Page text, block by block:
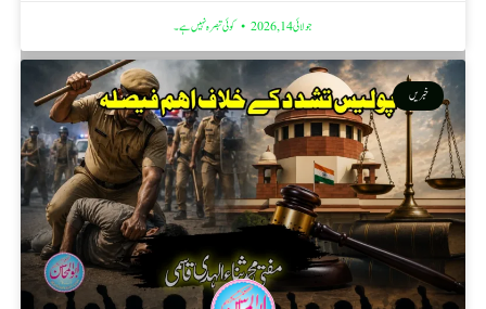
جولائی 14, 2026 کوئی تبصرہ نہیں ہے۔
خبریں